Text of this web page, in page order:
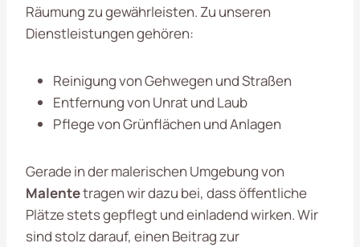
Räumung zu gewährleisten. Zu unseren
Dienstleistungen gehören:
Reinigung von Gehwegen und Straßen
Entfernung von Unrat und Laub
Pflege von Grünflächen und Anlagen
Gerade in der malerischen Umgebung von
Malentetragen wir dazu bei, dass öffentliche
Plätze stets gepflegt und einladend wirken. Wir
sind stolz darauf, einen Beitrag zur